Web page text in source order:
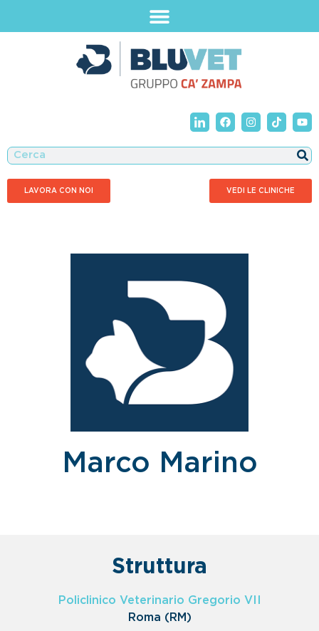
LAVORA CON NOI VEDI LE CLINICHE
Marco Marino
Struttura
Policlinico Veterinario Gregorio VII
Roma (RM)